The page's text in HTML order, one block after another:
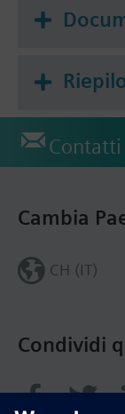
Contatti
Condividi
Cambia
CH (IT)